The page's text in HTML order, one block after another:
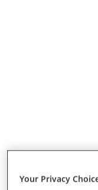
Your Privacy